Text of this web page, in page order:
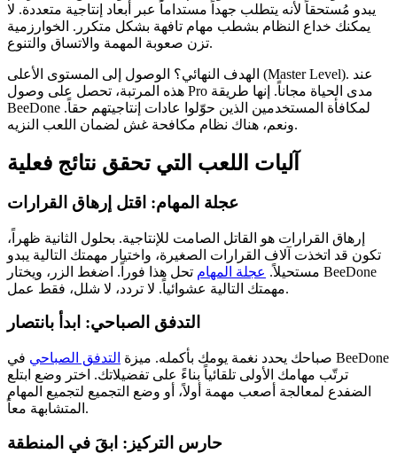
يبدو مُستحقاً لأنه يتطلب جهداً مستداماً عبر أبعاد إنتاجية متعددة. لا
يمكنك خداع النظام بشطب مهام تافهة بشكل متكرر. الخوارزمية
تزن صعوبة المهمة والاتساق والتنوع.
الهدف النهائي؟ الوصول إلى المستوى الأعلى (Master Level). عند
هذه المرتبة، تحصل على وصول Pro مدى الحياة مجاناً. إنها طريقة
BeeDone لمكافأة المستخدمين الذين حوّلوا عادات إنتاجيتهم حقاً.
ونعم، هناك نظام مكافحة غش لضمان اللعب النزيه.
آليات اللعب التي تحقق نتائج فعلية
عجلة المهام: اقتل إرهاق القرارات
إرهاق القرارات هو القاتل الصامت للإنتاجية. بحلول الثانية ظهراً،
تكون قد اتخذت آلاف القرارات الصغيرة، واختيار مهمتك التالية يبدو
مستحيلاً. عجلة المهام تحل هذا فوراً. اضغط الزر، ويختار BeeDone
مهمتك التالية عشوائياً. لا تردد، لا شلل، فقط عمل.
التدفق الصباحي: ابدأ بانتصار
صباحك يحدد نغمة يومك بأكمله. ميزة التدفق الصباحي في BeeDone
ترتّب مهامك الأولى تلقائياً بناءً على تفضيلاتك. اختر وضع ابتلع
الضفدع لمعالجة أصعب مهمة أولاً، أو وضع التجميع لتجميع المهام
المتشابهة معاً.
حارس التركيز: ابقَ في المنطقة